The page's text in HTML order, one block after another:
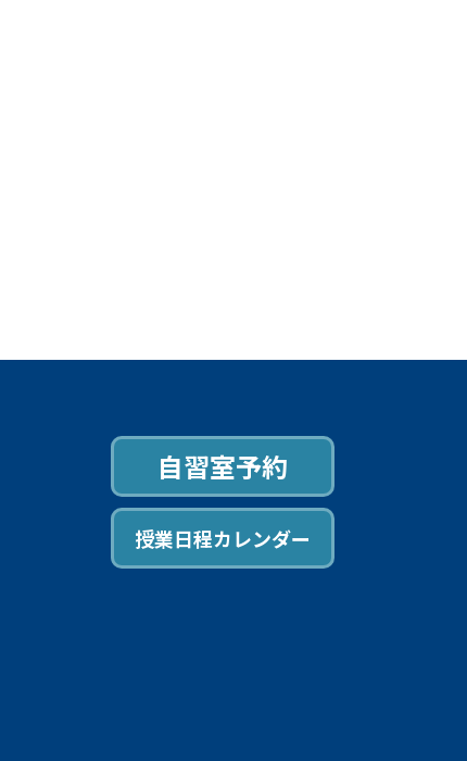
自習室予約
授業日程カレンダー